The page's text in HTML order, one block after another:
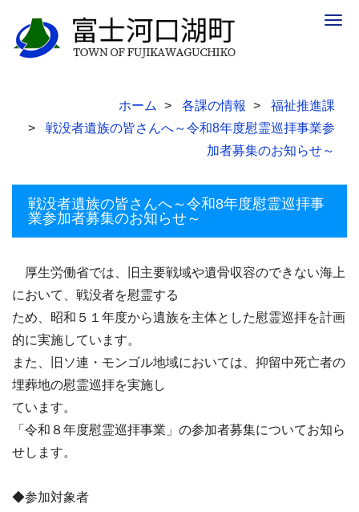
ホーム 各課の情報
福祉推進課
戦没者遺族の皆さんへ～令和8年度慰霊巡拝事業参
加者募集のお知らせ～
戦没者遺族の皆さんへ～令和8年度慰霊巡拝事
業参加者募集のお知らせ～
厚生労働省では、旧主要戦域や遺骨収容のできない海上
において、戦没者を慰霊する
ため、昭和５１年度から遺族を主体とした慰霊巡拝を計画
的に実施しています。
また、旧ソ連・モンゴル地域においては、抑留中死亡者の
埋葬地の慰霊巡拝を実施し
ています。
「令和８年度慰霊巡拝事業」の参加者募集についてお知ら
せします。
◆参加対象者